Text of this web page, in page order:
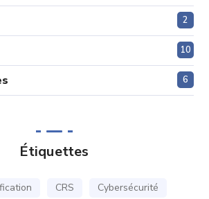
2
10
6
Étiquettes
CRS
Cybersécurité